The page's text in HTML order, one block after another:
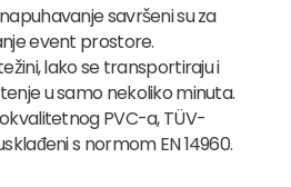
savršeni su za
event prostore.
lako se transportiraju i
u samo nekoliko minuta.
PVC-a, TÜV-
s normom EN 14960.